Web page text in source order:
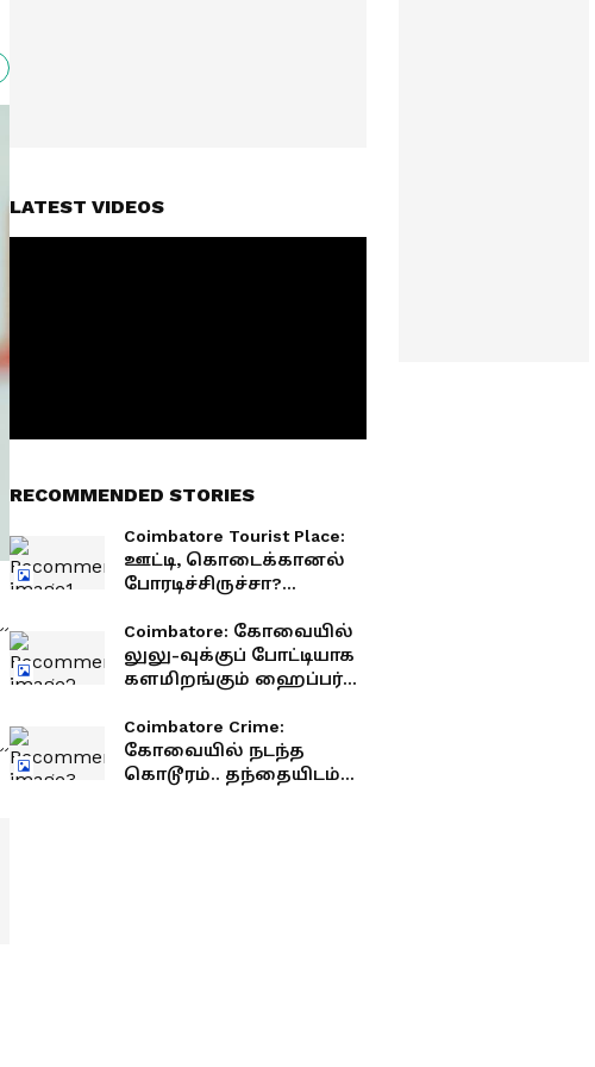
LATEST VIDEOS
RECOMMENDED STORIES
Coimbatore Tourist Place:
ஊட்டி, கொடைக்கானல்
போரடிச்சிருச்சா?
இருக்கும் இந்த 10
ஸ்பாட்களுக்கு ஒரு விசிட்
அடிங்க!
Coimbatore: கோவையில்
லுலு-வுக்குப் போட்டியாக
களமிறங்கும் ஹைப்பர்
திறப்பு? என்னென்ன
இருக்கு தெரியுமா?
Coimbatore Crime:
கோவையில் நடந்த
கொடூரம்.. தந்தையிடம்